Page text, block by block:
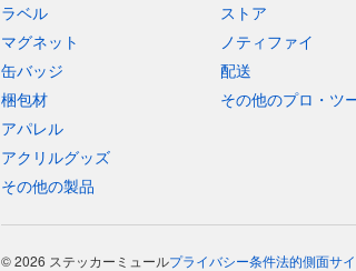
ラベル
マグネット
缶バッジ
梱包材
アパレル
アクリルグッズ
その他の製品
ストア
ノティファイ
配送
その他のプロ・ツ
© 2026 ステッカーミュールプライバシー条件法的側面サ